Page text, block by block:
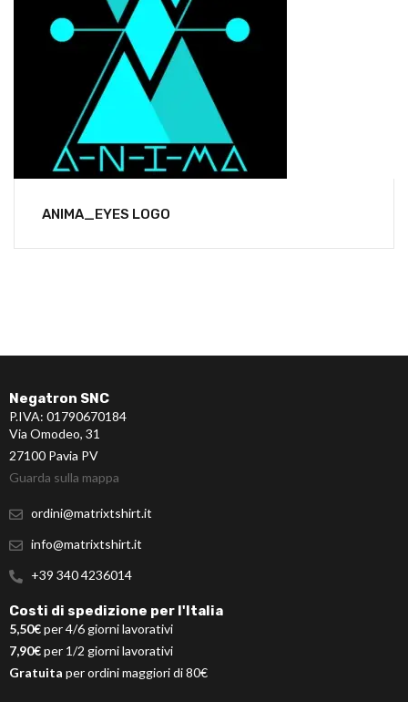
ANIMA_EYES LOGO
Negatron SNC
P.IVA: 01790670184
Via Omodeo, 31
27100 Pavia PV
Guarda sulla mappa
ordini@matrixtshirt.it
info@matrixtshirt.it
+39 340 4236014
Costi di spedizione per l'Italia
5,50€per 4/6 giorni lavorativi
7,90€per 1/2 giorni lavorativi
Gratuita per ordini maggiori di 80€